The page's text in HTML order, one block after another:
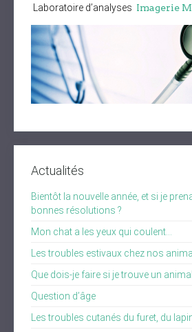
Laboratoire d’analyses Imagerie
Actualités
Bientôt la nouvelle année, et si je
bonnes résolutions ?
Mon chat a les yeux qui coulent…
Les troubles estivaux chez nos
Que dois-je faire si je trouve un
Question d’âge
Les troubles cutanés du furet, du